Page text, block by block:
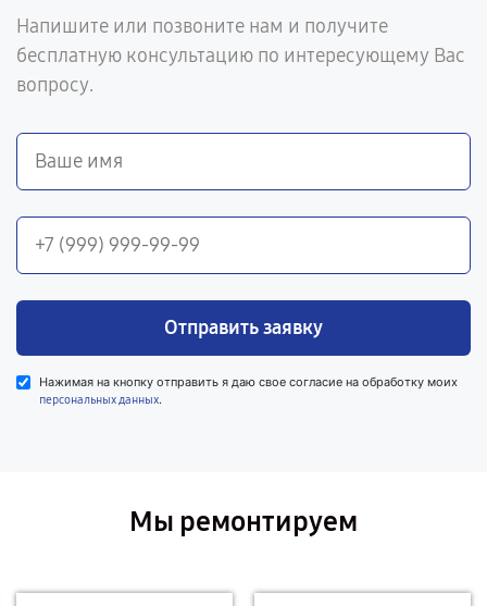
Напишите или позвоните нам и получите
бесплатную консультацию по интересующему Вас
вопросу.
Отправить заявку
Нажимая на кнопку отправить я даю свое согласие на обработку моих
персональных данных.
Мы ремонтируем